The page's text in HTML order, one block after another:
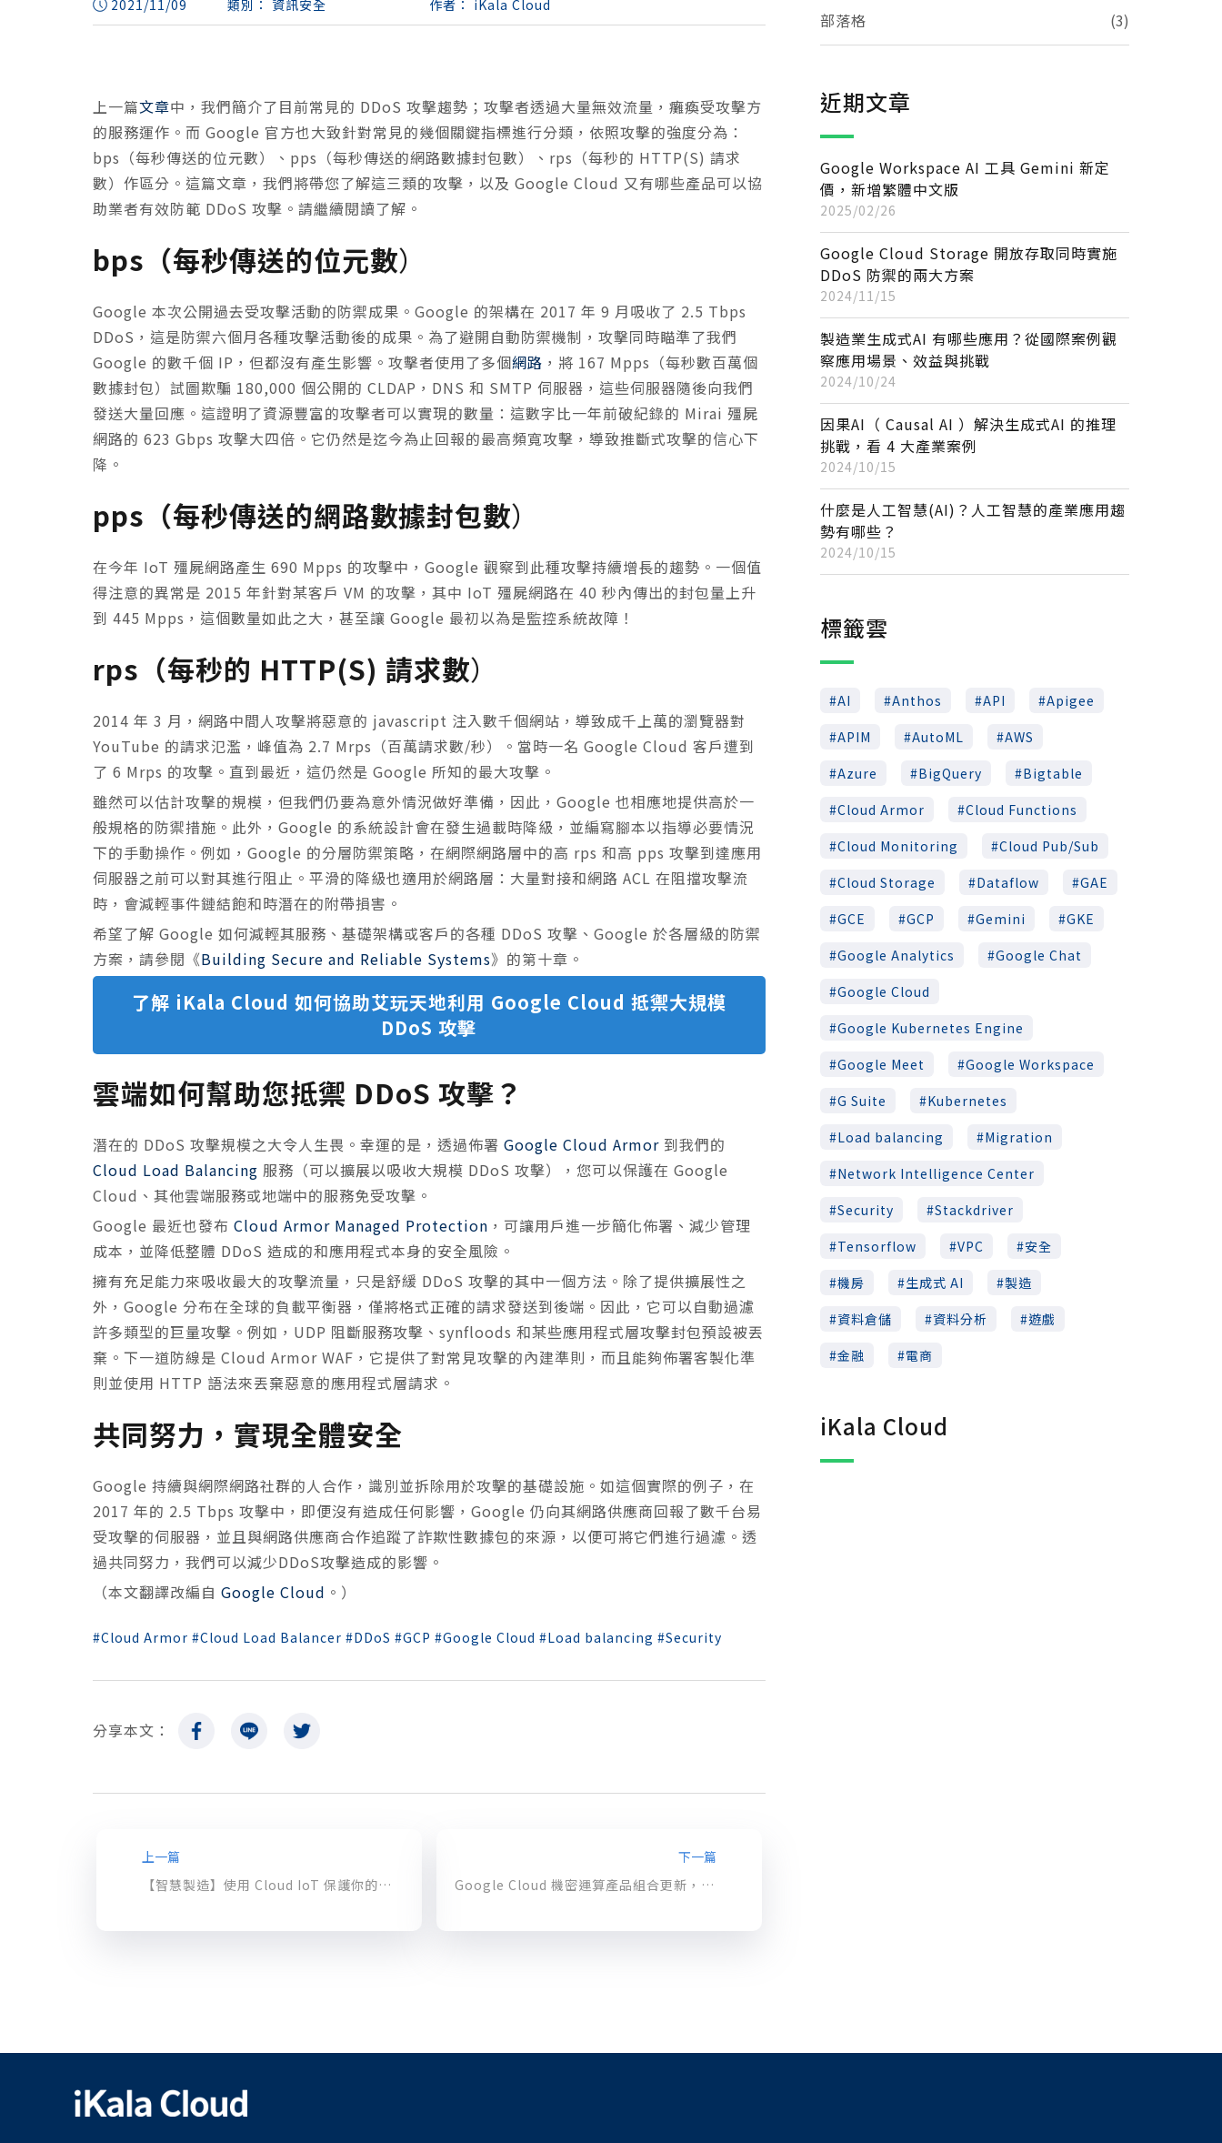
2021/11/09 類別： 資訊安全 作者： iKala Cloud
上一篇文章中，我們簡介了目前常見的 DDoS 攻擊趨勢；攻擊者透過大量無效流量，癱瘓受攻擊方
的服務運作。而 Google 官方也大致針對常見的幾個關鍵指標進行分類，依照攻擊的強度分為：
bps（每秒傳送的位元數）、pps（每秒傳送的網路數據封包數）、rps（每秒的 HTTP(S) 請求
數）作區分。這篇文章，我們將帶您了解這三類的攻擊，以及 Google Cloud 又有哪些產品可以協
助業者有效防範 DDoS 攻擊。請繼續閱讀了解。
bps（每秒傳送的位元數）
Google 本次公開過去受攻擊活動的防禦成果。Google 的架構在 2017 年 9 月吸收了 2.5 Tbps
DDoS，這是防禦六個月各種攻擊活動後的成果。為了避開自動防禦機制，攻擊同時瞄準了我們
Google 的數千個 IP，但都沒有產生影響。攻擊者使用了多個網路 ，將 167 Mpps（每秒數百萬個
數據封包）試圖欺騙 180,000 個公開的 CLDAP，DNS 和 SMTP 伺服器，這些伺服器隨後向我們
發送大量回應。這證明了資源豐富的攻擊者可以實現的數量：這數字比一年前破紀錄的 Mirai 殭屍
網路的 623 Gbps 攻擊大四倍。它仍然是迄今為止回報的最高頻寬攻擊，導致推斷式攻擊的信心下
降。
pps（每秒傳送的網路數據封包數）
在今年 IoT 殭屍網路產生 690 Mpps 的攻擊中，Google 觀察到此種攻擊持續增長的趨勢。一個值
得注意的異常是 2015 年針對某客戶 VM 的攻擊，其中 IoT 殭屍網路在 40 秒內傳出的封包量上升
到 445 Mpps，這個數量如此之大，甚至讓 Google 最初以為是監控系統故障！
rps（每秒的 HTTP(S) 請求數）
2014 年 3 月，網路中間人攻擊將惡意的 javascript 注入數千個網站，導致成千上萬的瀏覽器對
YouTube 的請求氾濫，峰值為 2.7 Mrps（百萬請求數/秒）。當時一名 Google Cloud 客戶遭到
了 6 Mrps 的攻擊。直到最近，這仍然是 Google 所知的最大攻擊。
雖然可以估計攻擊的規模，但我們仍要為意外情況做好準備，因此，Google 也相應地提供高於一
般規格的防禦措施。此外，Google 的系統設計會在發生過載時降級，並編寫腳本以指導必要情況
下的手動操作。例如，Google 的分層防禦策略，在網際網路層中的高 rps 和高 pps 攻擊到達應用
伺服器之前可以對其進行阻止。平滑的降級也適用於網路層：大量對接和網路 ACL 在阻擋攻擊流
時，會減輕事件鏈結飽和時潛在的附帶損害。
希望了解 Google 如何減輕其服務、基礎架構或客戶的各種 DDoS 攻擊、Google 於各層級的防禦
方案，請參閱《Building Secure and Reliable Systems》的第十章。
了解 iKala Cloud 如何協助艾玩天地利用 Google Cloud 抵禦大規模
DDoS 攻擊
雲端如何幫助您抵禦 DDoS 攻擊？
潛在的 DDoS 攻擊規模之大令人生畏。幸運的是，透過佈署 Google Cloud Armor 到我們的
Cloud Load Balancing 服務（可以擴展以吸收大規模 DDoS 攻擊），您可以保護在 Google
Cloud、其他雲端服務或地端中的服務免受攻擊。
Google 最近也發布 Cloud Armor Managed Protection ，可讓用戶進一步簡化佈署、減少管理
成本，並降低整體 DDoS 造成的和應用程式本身的安全風險。
擁有充足能力來吸收最大的攻擊流量，只是舒緩 DDoS 攻擊的其中一個方法。除了提供擴展性之
外，Google 分布在全球的負載平衡器，僅將格式正確的請求發送到後端。因此，它可以自動過濾
許多類型的巨量攻擊。例如，UDP 阻斷服務攻擊、synfloods 和某些應用程式層攻擊封包預設被丟
棄。下一道防線是 Cloud Armor WAF，它提供了對常見攻擊的內建準則，而且能夠佈署客製化準
則並使用 HTTP 語法來丟棄惡意的應用程式層請求。
共同努力，實現全體安全
Google 持續與網際網路社群的人合作，識別並拆除用於攻擊的基礎設施。如這個實際的例子，在
2017 年的 2.5 Tbps 攻擊中，即便沒有造成任何影響，Google 仍向其網路供應商回報了數千台易
受攻擊的伺服器，並且與網路供應商合作追蹤了詐欺性數據包的來源，以便可將它們進行過濾。透
過共同努力，我們可以減少DDoS攻擊造成的影響。
（本文翻譯改編自 Google Cloud 。）
Cloud Armor Cloud Load Balancer DDoS GCP Google Cloud Load balancing Security
分享本文：
上一篇
【智慧製造】使用 Cloud IoT 保護你的雲端連接設備
下一篇
Google Cloud 機密運算產品組合更新，現在 GKE 也能加密處理！
部落格 (3)
近期文章
Google Workspace AI 工具 Gemini 新定
價，新增繁體中文版
2025/02/26
Google Cloud Storage 開放存取同時實施
DDoS 防禦的兩大方案
2024/11/15
製造業生成式AI 有哪些應用？從國際案例觀
察應用場景、效益與挑戰
2024/10/24
因果AI（ Causal AI ）解決生成式AI 的推理
挑戰，看 4 大產業案例
2024/10/15
什麼是人工智慧(AI)？人工智慧的產業應用趨
勢有哪些？
2024/10/15
標籤雲
AI Anthos API
Apigee
APIM
AutoML
AWS
Azure
BigQuery
Bigtable
Cloud Armor
Cloud Functions
Cloud Monitoring
Cloud Pub/Sub
Cloud Storage
Dataflow
GAE
GCE
GCP Gemini
GKE
Google Analytics
Google Chat
Google Cloud
Google Kubernetes Engine
Google Meet
Google Workspace
G Suite
Kubernetes
Load balancing
Migration
Network Intelligence Center
Security
Stackdriver
Tensorflow
VPC
安全
機房
生成式 AI
製造
資料倉儲
資料分析
遊戲
金融
電商
iKala Cloud